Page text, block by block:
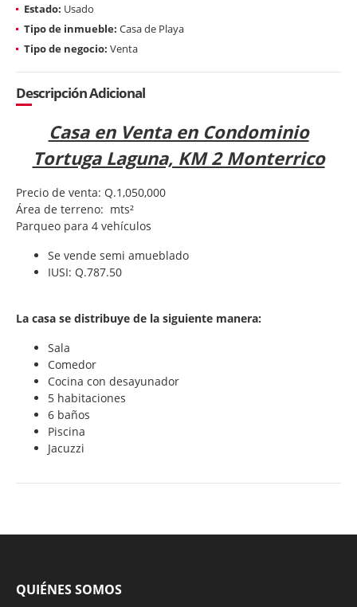
Estado: Usado
Tipo de inmueble: Casa de Playa
Tipo de negocio: Venta
Descripción Adicional
Casa en Venta en Condominio
Tortuga Laguna, KM 2 Monterrico
Precio de venta: Q.1,050,000
Área de terreno: mts²
Parqueo para 4 vehículos
Se vende semi amueblado
IUSI: Q.787.50
La casa se distribuye de la siguiente manera:
Sala
Comedor
Cocina con desayunador
5 habitaciones
6 baños
Piscina
Jacuzzi
QUIÉNES SOMOS